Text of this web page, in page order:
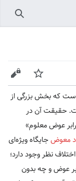
جستجو
پیگیری ویرایش
است که بخش بزرگی از
حقیقت آن در
عوض معلوم»
معوضجایگاه ویژه‌ای
نظر وجود دارد؛
عوض و چه بدون